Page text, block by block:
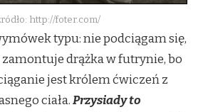
http://foter.com/
typu: nie podciągam się,
drążka w futrynie, bo
jest królem ćwiczeń z
ciała.Przysiady to